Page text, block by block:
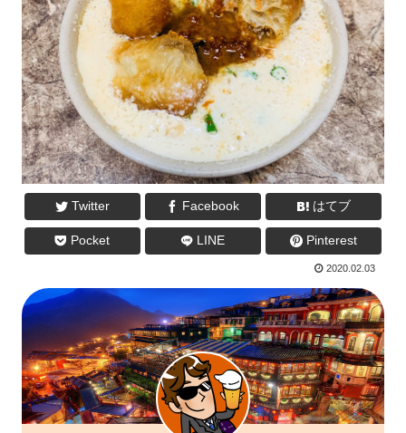
Twitter Facebook はてブ
Pocket LINE Pinterest
2020.02.03